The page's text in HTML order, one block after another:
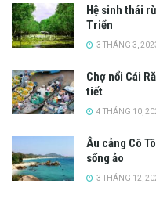
Hệ sinh thái
Triển
3 THÁNG 3,
Chợ nổi Cái
tiết
4 THÁNG 10,
Âu cảng Cô
sống ảo
3 THÁNG 12,